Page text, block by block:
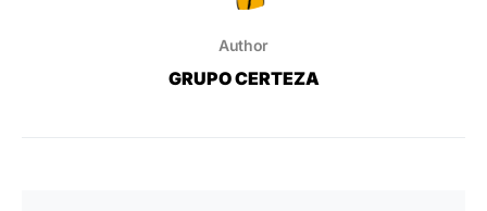
Author
GRUPO CERTEZA